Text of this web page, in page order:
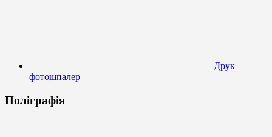
Друк
фотошпалер
Поліграфія